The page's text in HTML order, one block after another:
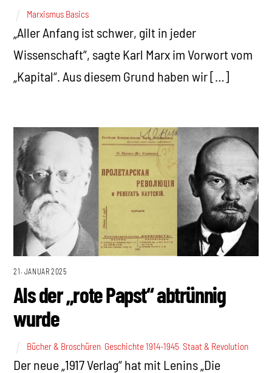
Marxismus Basics
„Aller Anfang ist schwer, gilt in jeder
Wissenschaft“, sagte Karl Marx im Vorwort vom
„Kapital“. Aus diesem Grund haben wir […]
21. JANUAR 2025
Als der „rote Papst“ abtrünnig
wurde
Bücher & Broschüren Geschichte 1914-1945 ,Staat & Revolution
Der neue „1917 Verlag“ hat mit Lenins „Die